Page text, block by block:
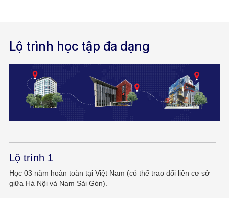
Lộ trình học tập đa dạng
Lộ trình 1
Học 03 năm hoàn toàn tại Việt Nam (có thể trao đổi liên cơ sở
giữa Hà Nội và Nam Sài Gòn).